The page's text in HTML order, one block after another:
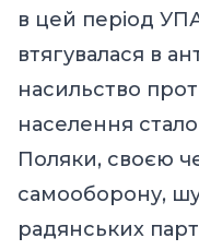
в цей період
втягувалася в
насильство
населення
Поляки, своєю
самооборону,
радянських